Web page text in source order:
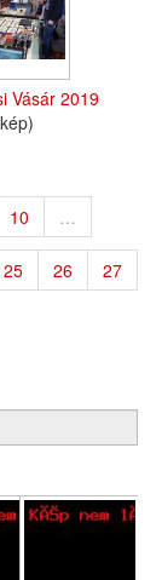
Vásár 2019
10 …
25 26 27